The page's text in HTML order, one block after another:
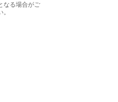
なる場合がご